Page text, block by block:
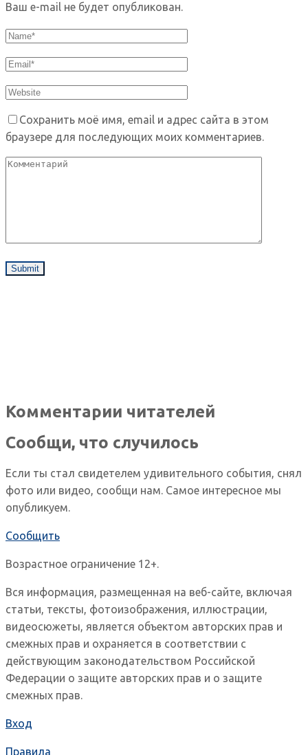
Ваш e-mail не будет опубликован.
Сохранить моё имя, email и адрес сайта в этом
браузере для последующих моих комментариев.
Комментарии читателей
Сообщи, что случилось
Если ты стал свидетелем удивительного события, снял
фото или видео, сообщи нам. Самое интересное мы
опубликуем.
Сообщить
Возрастное ограничение 12+.
Вся информация, размещенная на веб-сайте, включая
статьи, тексты, фотоизображения, иллюстрации,
видеосюжеты, является объектом авторских прав и
смежных прав и охраняется в соответствии с
действующим законодательством Российской
Федерации о защите авторских прав и о защите
смежных прав.
Вход
Правила